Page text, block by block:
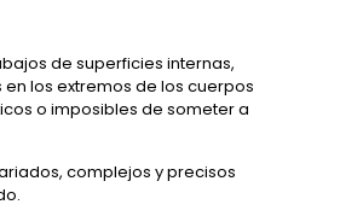
de superficies internas,
los extremos de los cuerpos
o imposibles de someter a
complejos y precisos